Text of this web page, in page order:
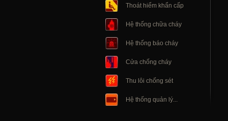
Thoát hiểm khẩn cấp
Hệ thống chữa cháy
Hệ thống báo cháy
Cửa chống cháy
Thu lôi chống sét
Hệ thống quản lý...